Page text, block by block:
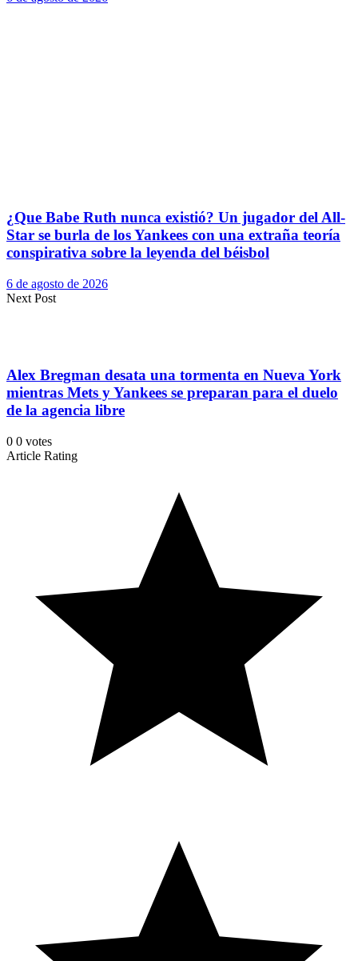
¿Que Babe Ruth nunca existió? Un jugador del All-
Star se burla de los Yankees con una extraña teoría
conspirativa sobre la leyenda del béisbol
6 de agosto de 2026
Next Post
Alex Bregman desata una tormenta en Nueva York
mientras Mets y Yankees se preparan para el duelo
de la agencia libre
0 0 votes
Article Rating